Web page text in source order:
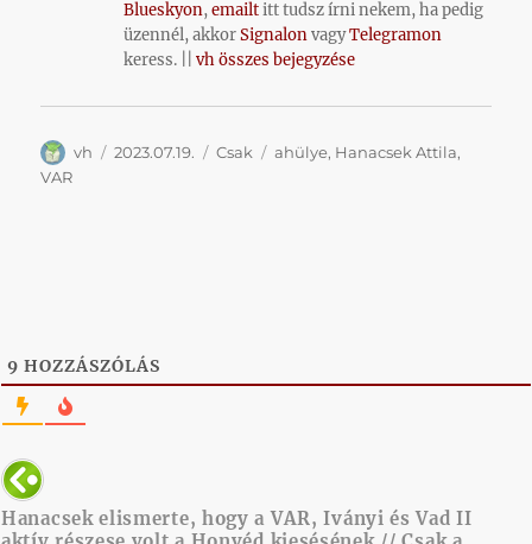
Blueskyon,emailtitt tudsz írni nekem, ha pedig
üzennél, akkorSignalonvagyTelegramon
keress. ||vh összes bejegyzése
Szerző
vh Közzétéve
2023.07.19. Kategória
Csak Címke
ahülye, Hanacsek Attila,
VAR
9 HOZZÁSZÓLÁS
Hanacsek elismerte, hogy a VAR, Iványi és Vad II